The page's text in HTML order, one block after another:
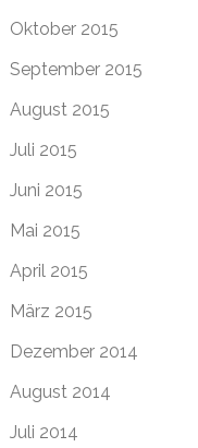
Oktober 2015
September 2015
August 2015
Juli 2015
Juni 2015
Mai 2015
April 2015
März 2015
Dezember 2014
August 2014
Juli 2014